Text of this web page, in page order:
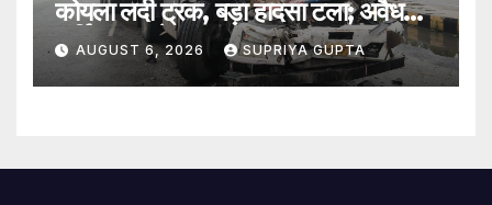
कोयला लदी ट्रक, बड़ा हादसा टला; अवैध
पार्किंग पर उठे सवाल
AUGUST 6, 2026 SUPRIYA GUPTA